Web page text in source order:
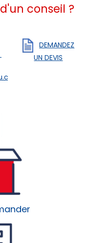
conseil ?
DEMANDEZ
UN DEVIS